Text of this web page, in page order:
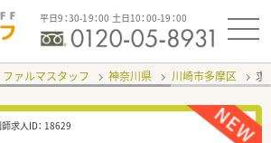
平日9：30-19：00 土日10：00-19：00
ァルマスタッフ 神奈川県 川崎市多摩区 求
求人ID： 18629